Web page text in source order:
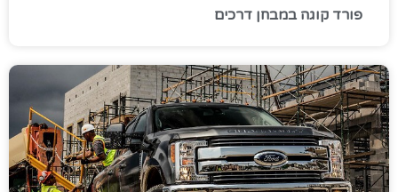
פורד קוגה במבחן דרכים